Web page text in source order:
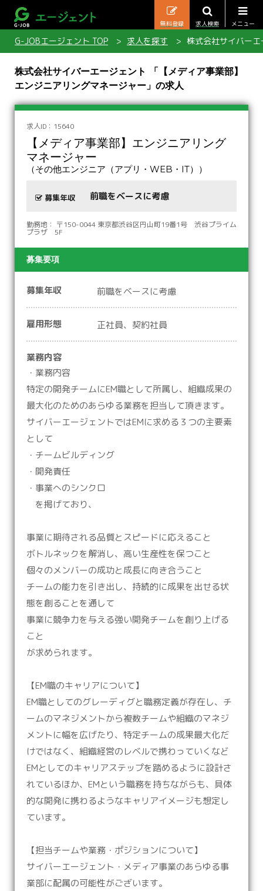
メニュー
求人検索
無料登録
G-JOBエージェント TOP 求人を探す 株式会社サイバー
株式会社サイバーエージェント 「【メディア事業部】
エンジニアリングマネージャー」の求人
求人ID：15640
【メディア事業部】エンジニアリング
マネージャー
（その他エンジニア（アプリ・WEB・IT））
募集年収 前職をベースに考慮
勤務地： 〒150-0044 東京都渋谷区円山町19番1号 渋谷プライム
プラザ 5F
募集要項
募集年収 前職をベースに考慮
雇用形態 正社員、契約社員
業務内容
・業務内容
特定の開発チームにEM職として所属し、組織成果の
最大化のためのあらゆる業務を担当して頂きます。
サイバーエージェントではEMに求める３つの主要素
として
・チームビルディング
・開発責任
・事業へのシンクロ
を掲げており、
事業に期待される品質とスピードに応えること
ボトルネックを解消し、高い生産性を保つこと
個々のメンバーの成功と成長に向き合うこと
チームの能力を引き出し、持続的に成果を出せる状
態を創ることを通して
事業に競争力を与える強い開発チームを創り上げる
こと
が求められます。
【EM職のキャリアについて】
EM職としてのグレーディグと職務定義が存在し、チ
ームのマネジメントから複数チームや組織のマネジ
メントに幅を広げたり、特定チームの成果最大化だ
けではなく、組織経営のレベルで携わっていくなど
EMとしてのキャリアステップを踏めるように設計さ
れているほか、EMという職務を持ちながらも、具体
的な開発に携わるようなキャリアイメージも想定し
ています。
【担当チームや業務・ポジションについて】
サイバーエージェント・メディア事業のあらゆる事
業部に配属の可能性がございます。